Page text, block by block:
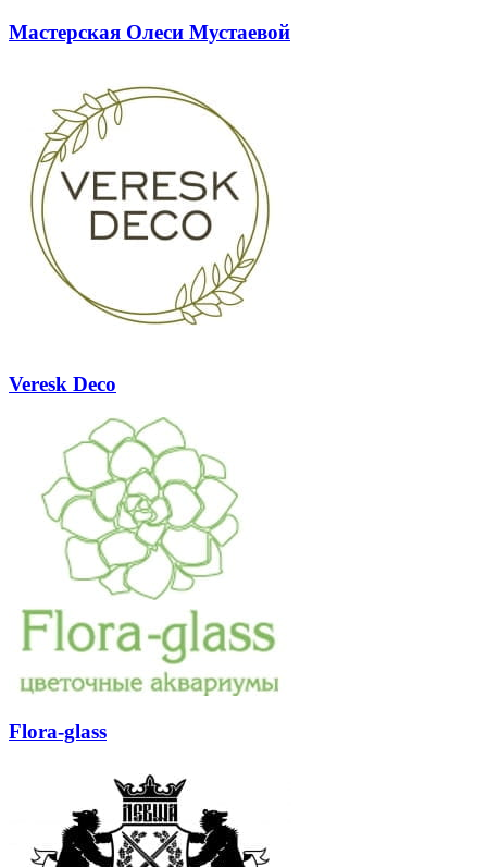
Мастерская Олеси Мустаевой
Veresk Deco
Flora-glass